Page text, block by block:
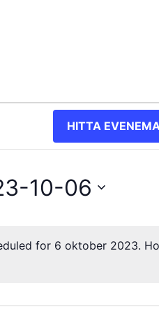
for 6 oktober 2023.
HITTA
10-06